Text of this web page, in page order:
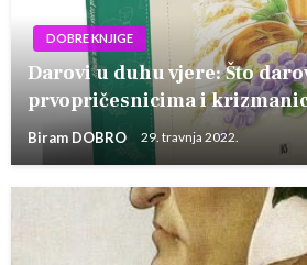
DOBRE KNJIGE
Darovi u duhu vjere: Što
prvopričesnicima i
Biram DOBRO 29. travnja 2022.